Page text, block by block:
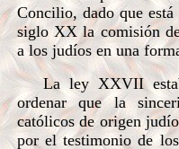
Concilio, dado que
siglo XX la comisión
a los judíos en una
La ley XXVII
ordenar que la
católicos de origen
por el testimonio de